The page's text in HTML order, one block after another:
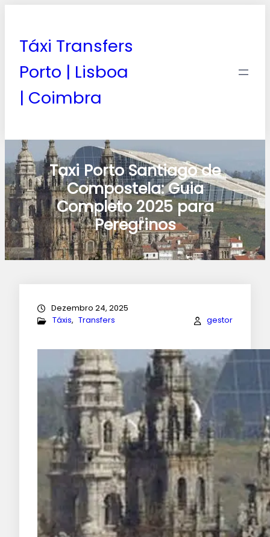
Táxi Transfers
Porto | Lisboa
| Coimbra
Taxi Porto Santiago de
Compostela: Guia
Completo 2025 para
Peregrinos
Dezembro 24, 2025
Táxis, Transfers gestor